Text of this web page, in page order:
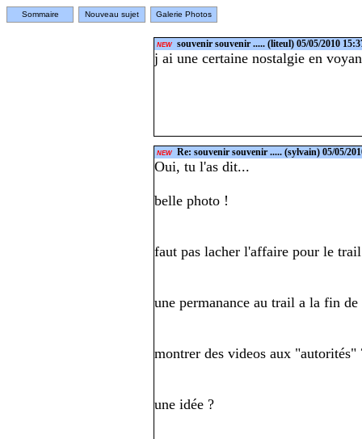
Sommaire Nouveau sujet Galerie Photos
NEW souvenir souvenir ..... (liteul) 05/05/2010
j ai une certaine nostalgie en
NEW Re: souvenir souvenir ..... (sylvain) 05/05/
Oui, tu l'as dit...
belle photo !
faut pas lacher l'affaire pour le
une permanance au trail a la fin
montrer des videos aux "autorités"
une idée ?